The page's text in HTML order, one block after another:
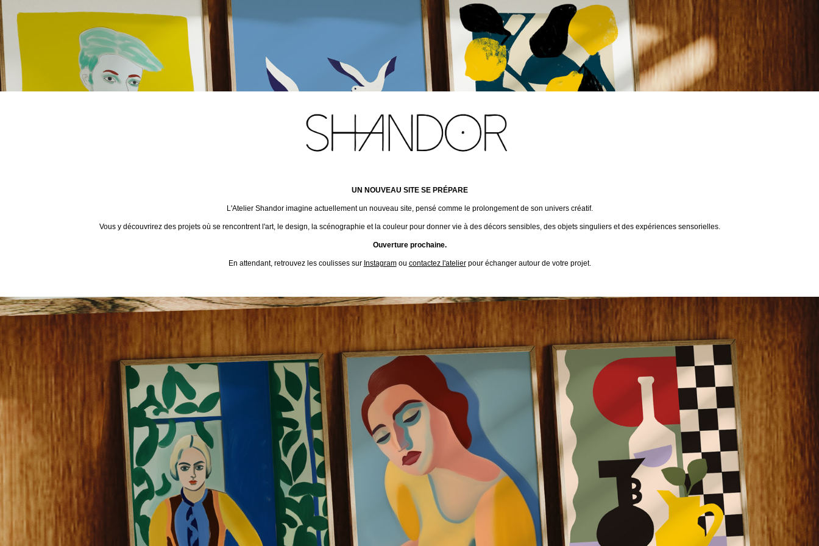
UN NOUVEAU SITE SE PRÉPARE
L'Atelier Shandor imagine actuellement un nouveau site, pensé comme le prolongement de son univers créatif.
Vous y découvrirez des projets où se rencontrent l'art, le design, la scénographie et la couleur pour donner vie à des décors sensibles, des objets singuliers et des expériences sensorielles.
Ouverture prochaine.
En attendant, retrouvez les coulisses sur Instagramou contactez l'atelierpour échanger autour de votre projet.